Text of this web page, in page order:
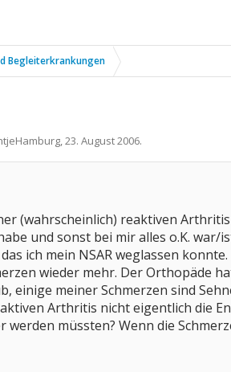
Begleiterkrankungen
,23. August 2006.
(wahrscheinlich) reaktiven
und sonst bei mir alles o.K. war/
ich mein NSAR weglassen
wieder mehr. Der Orthopäde
einige meiner Schmerzen sind
Arthritis nicht eigentlich die
müssten? Wenn die